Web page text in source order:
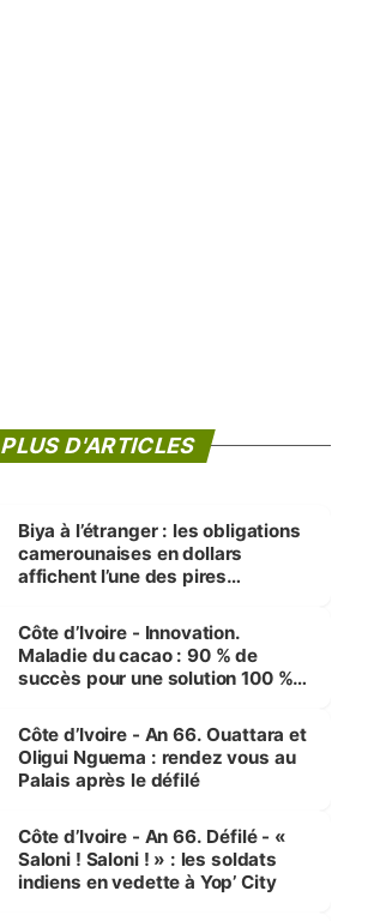
PLUS D'ARTICLES
Biya à l’étranger : les obligations
camerounaises en dollars
affichent l’une des pires
Côte d’Ivoire - Innovation.
Maladie du cacao : 90 % de
succès pour une solution 100 %
Côte d’Ivoire - An 66. Ouattara et
Oligui Nguema : rendez vous au
Palais après le défilé
Côte d’Ivoire - An 66. Défilé - «
Saloni ! Saloni ! » : les soldats
indiens en vedette à Yop’ City